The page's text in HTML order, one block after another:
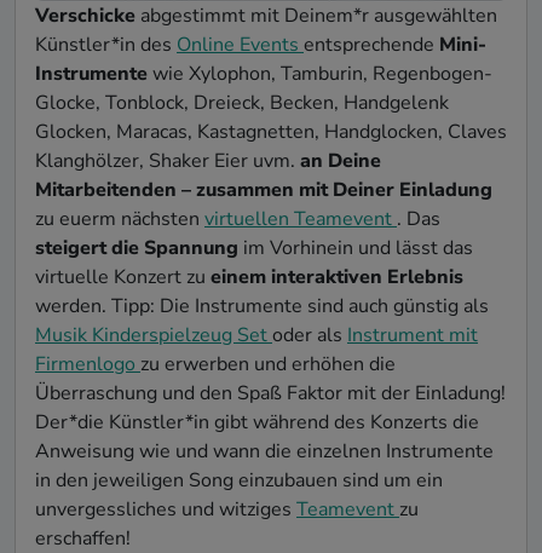
Verschicke abgestimmt mit Deinem*r ausgewählten
Künstler*in des Online Events entsprechende Mini-
Instrumentewie Xylophon, Tamburin, Regenbogen-
Glocke, Tonblock, Dreieck, Becken, Handgelenk
Glocken, Maracas, Kastagnetten, Handglocken, Claves
Klanghölzer, Shaker Eier uvm. an Deine
Mitarbeitenden – zusammen mit Deiner Einladung
zu euerm nächsten virtuellen Teamevent . Das
steigert die Spannung im Vorhinein und lässt das
virtuelle Konzert zu einem interaktiven Erlebnis
werden. Tipp: Die Instrumente sind auch günstig als
Musik Kinderspielzeug Setoder als Instrument mit
Firmenlogo zu erwerben und erhöhen die
Überraschung und den Spaß Faktor mit der Einladung!
Der*die Künstler*in gibt während des Konzerts die
Anweisung wie und wann die einzelnen Instrumente
in den jeweiligen Song einzubauen sind um ein
unvergessliches und witziges Teamevent zu
erschaffen!